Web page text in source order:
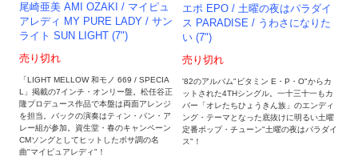
尾崎亜美 AMI OZAKI / マイピュ
アレディ MY PURE LADY / サン
ライト SUN LIGHT (7")
売り切れ
「LIGHT MELLOW 和モノ 669 / SPECIA
L」掲載の7インチ・オンリー盤。松任谷正
隆プロデュース作品で本盤は両面アレンジ
を担当。バックの演奏はティン・パン・ア
レー組が参加。資生堂・春のキャンペーン
CMソングとしてヒットしたボサ調の名
曲"マイピュアレディ"！
エポ EPO / 土曜の夜はパラダイ
ス PARADISE / うわさになりた
い (7")
売り切れ
'82のアルバム"ビタミン E・P・O"からカ
ットされた4THシングル。一十三十一もカ
バー「オレたちひょうきん族」のエンディ
ング・テーマとなった底抜けに明るい土曜
定番ポップ・チューン"土曜の夜はパラダイ
ス"！